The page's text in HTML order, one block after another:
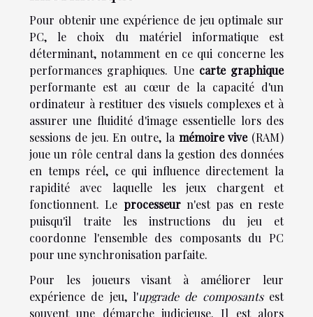
Pour obtenir une expérience de jeu optimale sur
PC, le choix du matériel informatique est
déterminant, notamment en ce qui concerne les
performances graphiques. Une carte graphique
performante est au cœur de la capacité d'un
ordinateur à restituer des visuels complexes et à
assurer une fluidité d'image essentielle lors des
sessions de jeu. En outre, la mémoire vive(RAM)
joue un rôle central dans la gestion des données
en temps réel, ce qui influence directement la
rapidité avec laquelle les jeux chargent et
fonctionnent. Le processeurn'est pas en reste
puisqu'il traite les instructions du jeu et
coordonne l'ensemble des composants du PC
pour une synchronisation parfaite.
Pour les joueurs visant à améliorer leur
expérience de jeu, l'upgrade de composantsest
souvent une démarche judicieuse. Il est alors